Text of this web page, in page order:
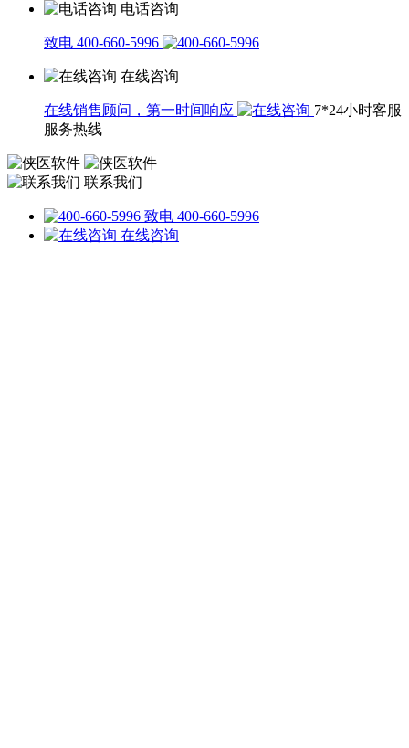
电话咨询
致电 400-660-5996
在线咨询
在线销售顾问，第一时间响应
7*24小时客服
服务热线
联系我们
致电 400-660-5996
在线咨询